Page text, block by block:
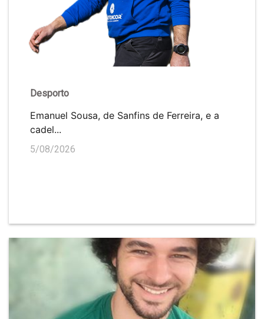
Desporto
Emanuel Sousa, de Sanfins de Ferreira, e a
cadel...
5/08/2026